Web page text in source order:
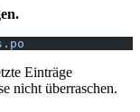
Einträge
nicht überraschen.